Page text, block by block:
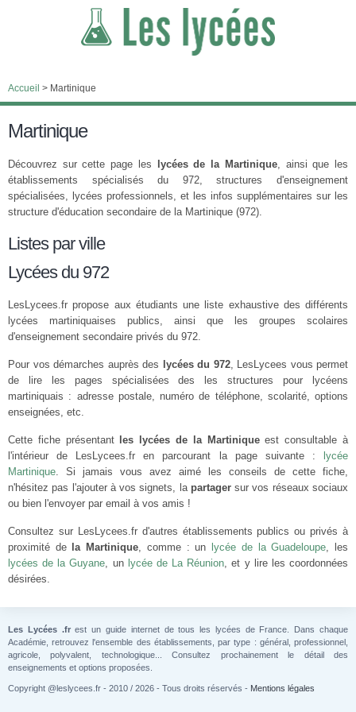
Accueil > Martinique
Martinique
Découvrez sur cette page les lycées de la Martinique, ainsi que les
établissements spécialisés du 972, structures d'enseignement
spécialisées, lycées professionnels, et les infos supplémentaires sur les
structure d'éducation secondaire de la Martinique (972).
Listes par ville
Lycées du 972
LesLycees.fr propose aux étudiants une liste exhaustive des différents
lycées martiniquaises publics, ainsi que les groupes scolaires
d'enseignement secondaire privés du 972.
Pour vos démarches auprès des lycées du 972, LesLycees vous permet
de lire les pages spécialisées des les structures pour lycéens
martiniquais : adresse postale, numéro de téléphone, scolarité, options
enseignées, etc.
Cette fiche présentant les lycées de la Martiniqueest consultable à
l'intérieur de LesLycees.fr en parcourant la page suivante :
lycée
Martinique. Si jamais vous avez aimé les conseils de cette fiche,
n'hésitez pas l'ajouter à vos signets, la partagersur vos réseaux sociaux
ou bien l'envoyer par email à vos amis !
Consultez sur LesLycees.fr d'autres établissements publics ou privés à
proximité de
la Martinique, comme : un lycée de la Guadeloupe, les
lycées de la Guyane, un lycée de La Réunion, et y lire les coordonnées
désirées.
Les Lycées .frest un guide internet de tous les lycées de France. Dans chaque
Académie, retrouvez l'ensemble des établissements, par type : général, professionnel,
agricole, polyvalent, technologique... Consultez prochainement le détail des
enseignements et options proposées.
Copyright @leslycees.fr - 2010 / 2026 - Tous droits réservés - Mentions légales